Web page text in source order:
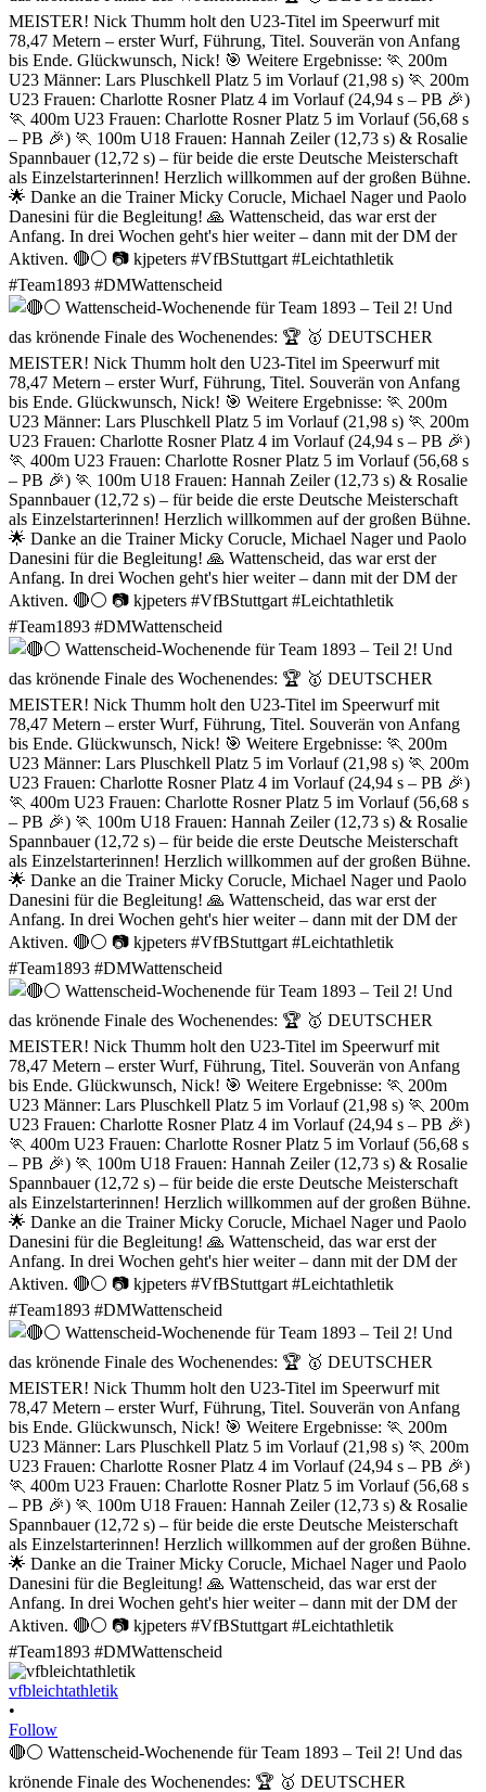
vfbleichtathletik
•
Follow
🔴⚪ Wattenscheid-Wochenende für Team 1893 – Teil 2! Und das
krönende Finale des Wochenendes: 🏆 🥇 DEUTSCHER